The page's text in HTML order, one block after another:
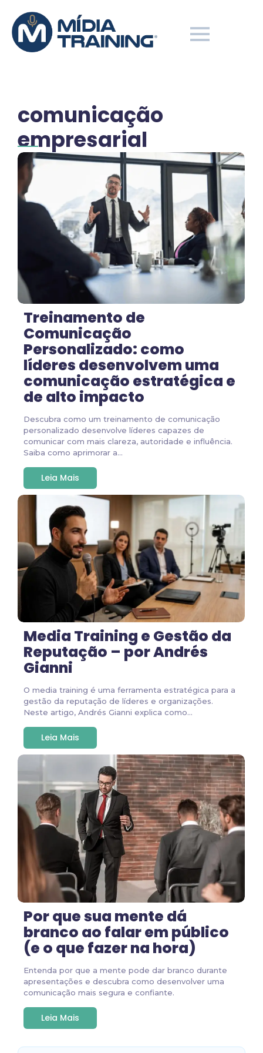
comunicação
empresarial
Treinamento de
Comunicação
Personalizado: como
líderes desenvolvem uma
comunicação estratégica e
de alto impacto
Descubra como um treinamento de comunicação
personalizado desenvolve líderes capazes de
comunicar com mais clareza, autoridade e influência.
Saiba como aprimorar a...
Leia Mais
Media Training e Gestão da
Reputação – por Andrés
Gianni
O media training é uma ferramenta estratégica para a
gestão da reputação de líderes e organizações.
Neste artigo, Andrés Gianni explica como...
Leia Mais
Por que sua mente dá
branco ao falar em público
(e o que fazer na hora)
Entenda por que a mente pode dar branco durante
apresentações e descubra como desenvolver uma
comunicação mais segura e confiante.
Leia Mais